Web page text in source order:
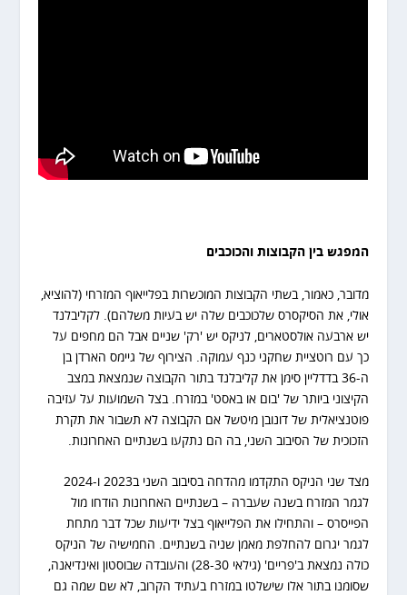
המפגש בין הקבוצות והכוכבים
מדובר, כאמור, בשתי הקבוצות המוכשרות בפלייאוף המזרחי (להוציא,
אולי, את הסיקסרס שלכוכבים שלה יש בעיות משלהם). לקליבלנד
יש ארבעה אולסטארים, לניקס יש 'רק' שניים אבל הם מחפים על
כך עם רוטציית שחקני כנף עמוקה. הצירוף של גיימס הארדן בן
ה-36 בדדליין סימן את קליבלנד בתור הקבוצה שנמצאת במצב
הקיצוני ביותר של 'בום או באסט' במזרח. בצל השמועות על עזיבה
פוטנציאלית של דונובן מיטשל אם הקבוצה לא תשבור את תקרת
הזכוכית של הסיבוב השני, בה הם נתקעו בשנתיים האחרונות.
מצד שני הניקס התקדמו מהדחה בסיבוב השני ב2023 ו-2024
לגמר המזרח בשנה שעברה – בשנתיים האחרונות הודחו מול
הפייסרס – והתחילו את הפלייאוף בצל ידיעות שכל דבר מתחת
לגמר יגרום להחלפת מאמן שניה בשנתיים. החמישיה של הניקס
כולה נמצאת ב'פריים' (גילאי 28-30) והעובדה שבוסטון ואינדיאנה,
שסומנו בתור אלו שישלטו במזרח בעתיד הקרוב, לא שם שמה גם